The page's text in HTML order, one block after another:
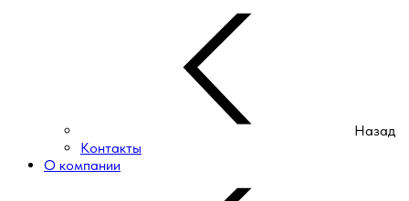
Назад
Контакты
О компании